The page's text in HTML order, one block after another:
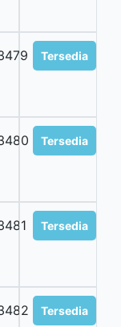
Tersedia
Tersedia
Tersedia
Tersedia